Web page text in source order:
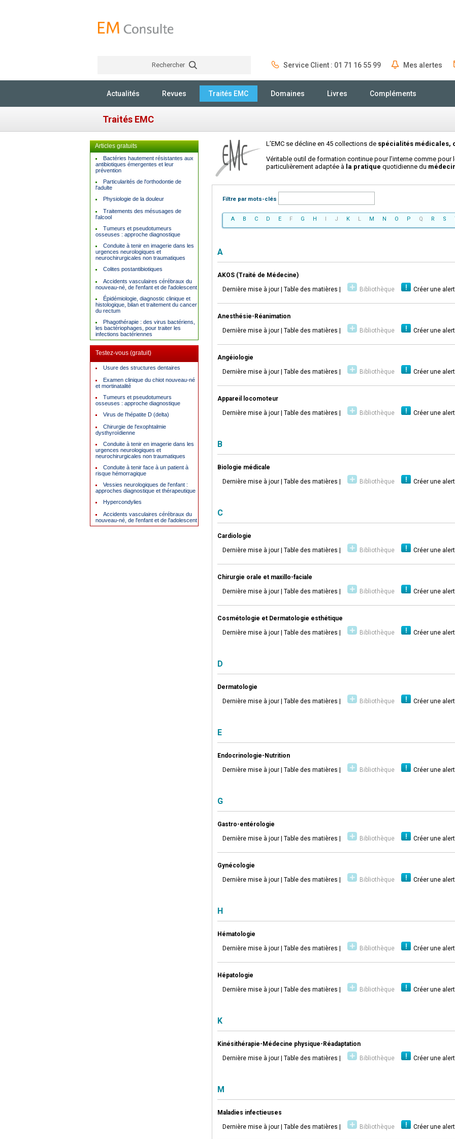
Rechercher Service Client : 01 71 16 55 99 Mes alertes
Actualités Revues Traités EMC Domaines Livres Compléments
Traités EMC
Articles gratuits
Bactéries hautement résistantes aux
antibiotiques émergentes et leur
prévention
Particularités de l'orthodontie de
l'adulte
Physiologie de la douleur
Traitements des mésusages de
l'alcool
Tumeurs et pseudotumeurs
osseuses : approche diagnostique
Conduite à tenir en imagerie dans les
urgences neurologiques et
neurochirurgicales non traumatiques
Colites postantibiotiques
Accidents vasculaires cérébraux du
nouveau-né, de l'enfant et de l'adolescent
Épidémiologie, diagnostic clinique et
histologique, bilan et traitement du cancer
du rectum
Phagothérapie : des virus bactériens,
les bactériophages, pour traiter les
infections bactériennes
Testez-vous (gratuit)
Usure des structures dentaires
Examen clinique du chiot nouveau-né
et mortinatalité
Tumeurs et pseudotumeurs
osseuses : approche diagnostique
Virus de l'hépatite D (delta)
Chirurgie de l'exophtalmie
dysthyroïdienne
Conduite à tenir en imagerie dans les
urgences neurologiques et
neurochirurgicales non traumatiques
Conduite à tenir face à un patient à
risque hémorragique
Vessies neurologiques de l'enfant :
approches diagnostique et thérapeutique
Hypercondylies
Accidents vasculaires cérébraux du
nouveau-né, de l'enfant et de l'adolescent
L’EMC se décline en 45 collections de spécialités médicales,
Véritable outil de formation continue pour l’interne comme pour
particulièrement adaptée à la pratique quotidienne du
Filtre par mots-clés
A B C D E F G H I J K L M N O P Q R S
A
AKOS (Traité de Médecine)
Dernière mise à jour | Table des matières | Bibliothèque Créer une
Anesthésie-Réanimation
Dernière mise à jour | Table des matières | Bibliothèque Créer une
Angéiologie
Dernière mise à jour | Table des matières | Bibliothèque Créer une
Appareil locomoteur
Dernière mise à jour | Table des matières | Bibliothèque Créer une
B
Biologie médicale
Dernière mise à jour | Table des matières | Bibliothèque Créer une
C
Cardiologie
Dernière mise à jour | Table des matières | Bibliothèque Créer une
Chirurgie orale et maxillo-faciale
Dernière mise à jour | Table des matières | Bibliothèque Créer une
Cosmétologie et Dermatologie esthétique
Dernière mise à jour | Table des matières | Bibliothèque Créer une
D
Dermatologie
Dernière mise à jour | Table des matières | Bibliothèque Créer une
E
Endocrinologie-Nutrition
Dernière mise à jour | Table des matières | Bibliothèque Créer une
G
Gastro-entérologie
Dernière mise à jour | Table des matières | Bibliothèque Créer une
Gynécologie
Dernière mise à jour | Table des matières | Bibliothèque Créer une
H
Hématologie
Dernière mise à jour | Table des matières | Bibliothèque Créer une
Hépatologie
Dernière mise à jour | Table des matières | Bibliothèque Créer une
K
Kinésithérapie-Médecine physique-Réadaptation
Dernière mise à jour | Table des matières | Bibliothèque Créer une
M
Maladies infectieuses
Dernière mise à jour | Table des matières | Bibliothèque Créer une